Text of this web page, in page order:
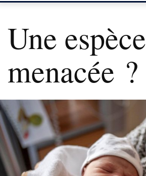
Une espèce
menacée ?